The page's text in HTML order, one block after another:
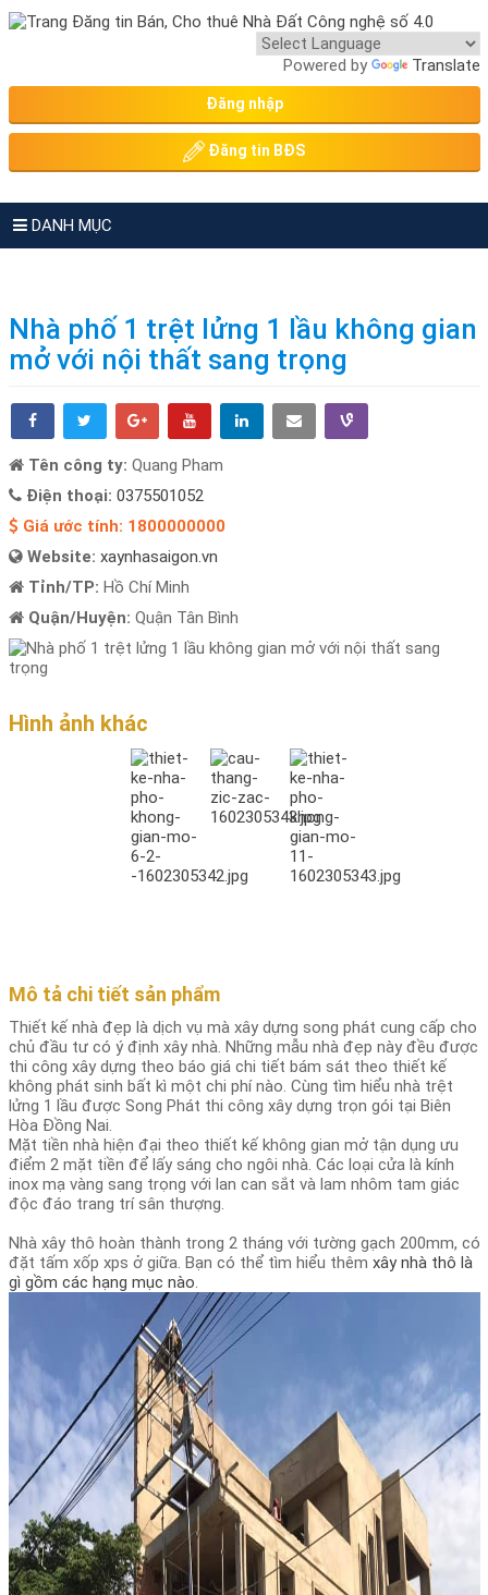
Powered by Translate
Đăng nhập
Đăng tin BĐS
DANH MỤC
Nhà phố 1 trệt lửng 1 lầu không gian
mở với nội thất sang trọng
Tên công ty: Quang Pham
Điện thoại: 0375501052
Giá ước tính: 1800000000
Website: xaynhasaigon.vn
Tỉnh/TP: Hồ Chí Minh
Quận/Huyện: Quận Tân Bình
Hình ảnh khác
Mô tả chi tiết sản phẩm
Thiết kế nhà đẹp là dịch vụ mà xây dựng song phát cung cấp cho
chủ đầu tư có ý định xây nhà. Những mẫu nhà đẹp này đều được
thi công xây dựng theo báo giá chi tiết bám sát theo thiết kế
không phát sinh bất kì một chi phí nào. Cùng tìm hiểu nhà trệt
lửng 1 lầu được Song Phát thi công xây dựng trọn gói tại Biên
Hòa Đồng Nai.
Mặt tiền nhà hiện đại theo thiết kế không gian mở tận dụng ưu
điểm 2 mặt tiền để lấy sáng cho ngôi nhà. Các loại cửa là kính
inox mạ vàng sang trọng với lan can sắt và lam nhôm tam giác
độc đáo trang trí sân thượng.
Nhà xây thô hoàn thành trong 2 tháng với tường gạch 200mm, có
đặt tấm xốp xps ở giữa. Bạn có thể tìm hiểu thêm xây nhà thô là
gì gồm các hạng mục nào.